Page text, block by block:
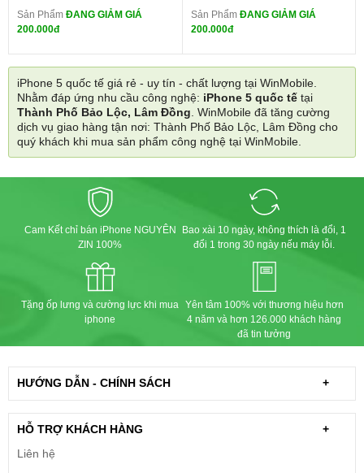
Sản Phẩm ĐANG GIẢM GIÁ
200.000đ
Sản Phẩm ĐANG GIẢM GIÁ
200.000đ
iPhone 5 quốc tế giá rẻ - uy tín - chất lượng tại WinMobile.
Nhằm đáp ứng nhu cầu công nghệ: iPhone 5 quốc tế tại
Thành Phố Bảo Lộc, Lâm Đồng. WinMobile đã tăng cường
dịch vụ giao hàng tận nơi: Thành Phố Bảo Lộc, Lâm Đồng cho
quý khách khi mua sản phẩm công nghệ tại WinMobile.
Cam Kết chỉ bán iPhone NGUYÊN
ZIN 100%
Bao xài 10 ngày, không thích là đổi, 1
đổi 1 trong 30 ngày nếu máy lỗi.
Tặng ốp lưng và cường lực khi mua
iphone
Yên tâm 100% với thương hiệu hơn
4 năm và hơn 126.000 khách hàng
đã tin tưởng
HƯỚNG DẪN - CHÍNH SÁCH +
HỖ TRỢ KHÁCH HÀNG
+
Liên hệ